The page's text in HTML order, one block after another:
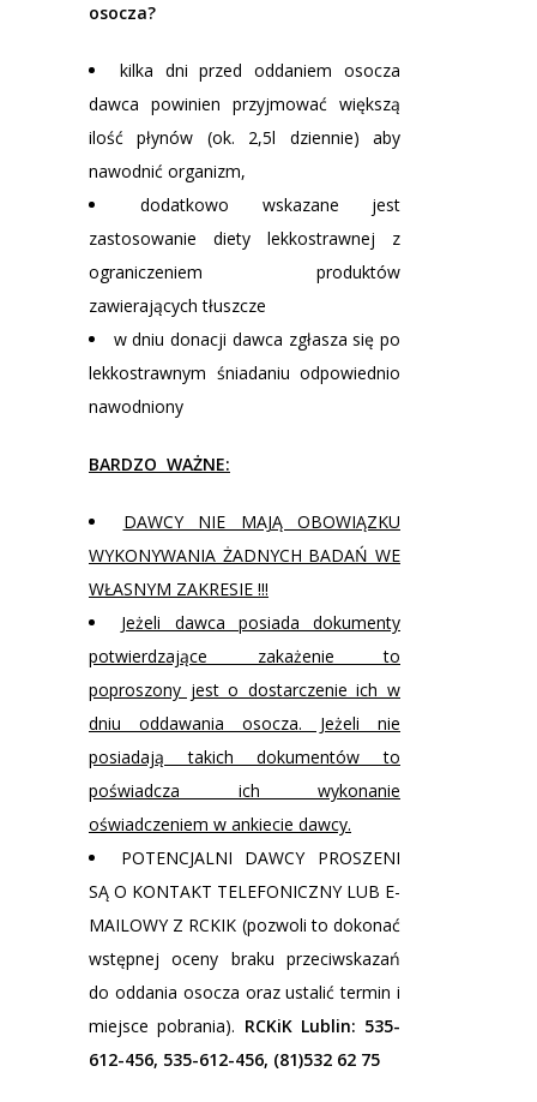
osocza?
kilka dni przed oddaniem osocza
dawca powinien przyjmować większą
ilość płynów (ok. 2,5l dziennie) aby
nawodnić organizm,
dodatkowo wskazane jest
zastosowanie diety lekkostrawnej z
ograniczeniem produktów
zawierających tłuszcze
w dniu donacji dawca zgłasza się po
lekkostrawnym śniadaniu odpowiednio
nawodniony
BARDZO WAŻNE:
DAWCY NIE MAJĄ OBOWIĄZKU
WYKONYWANIA ŻADNYCH BADAŃ WE
WŁASNYM ZAKRESIE !!!
Jeżeli dawca posiada dokumenty
potwierdzające zakażenie to
poproszony jest o dostarczenie ich w
dniu oddawania osocza. Jeżeli nie
posiadają takich dokumentów to
poświadcza ich wykonanie
oświadczeniem w ankiecie dawcy.
POTENCJALNI DAWCY PROSZENI
SĄ O KONTAKT TELEFONICZNY LUB E-
MAILOWY Z RCKIK (pozwoli to dokonać
wstępnej oceny braku przeciwskazań
do oddania osocza oraz ustalić termin i
miejsce pobrania). RCKiK Lublin: 535-
612-456, 535-612-456, (81)532 62 75